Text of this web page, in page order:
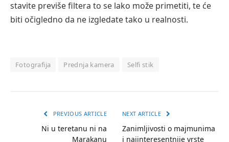
stavite previše filtera to se lako može primetiti, te će
biti očigledno da ne izgledate tako u realnosti.
Fotografija Prednja kamera Selfi stik
PREVIOUS ARTICLE
Ni u teretanu ni na
Marakanu
NEXT ARTICLE
Zanimljivosti o majmunima
i najinteresentnije vrste